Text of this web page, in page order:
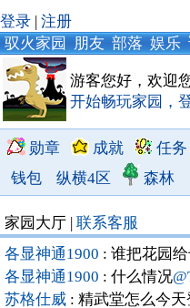
登录 | 注册
驭火家园
朋友 部落 娱乐
游客您好，欢迎
开始畅玩家园，
勋章 成就 任务
钱包
纵横4区 森林
家园大厅 | 联系客服
各显神通1900 : 谁把花园
各显神通1900 : 什么情况
苏格仕威 : 精武堂怎么今